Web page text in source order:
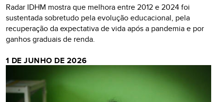
Radar IDHM mostra que melhora entre 2012 e 2024 foi
sustentada sobretudo pela evolução educacional, pela
recuperação da expectativa de vida após a pandemia e por
ganhos graduais de renda.
1 DE JUNHO DE 2026